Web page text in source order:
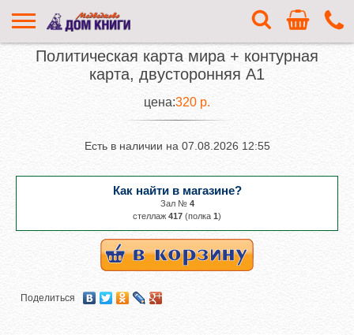
Политическая карта мира + контурная
карта, двусторонняя А1
Поделиться
цена:320 р.
Есть в наличии на 07.08.2026 12:55
Как найти в магазине?
Зал № 4
cтеллаж 417 (полка 1)